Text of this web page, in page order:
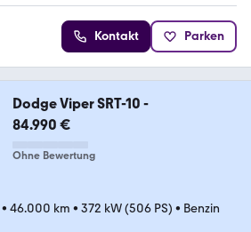
Kontakt Parken
Dodge Viper SRT-10 -
84.990 €
Ohne Bewertung
• 46.000 km • 372 kW (506 PS) • Benzin